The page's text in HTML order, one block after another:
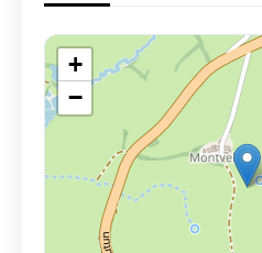
+
−